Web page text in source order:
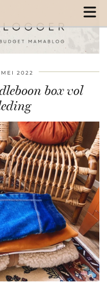
MEI 2022
box vol